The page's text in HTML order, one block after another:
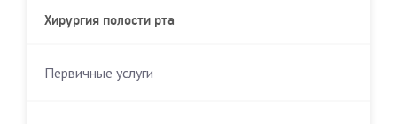
Хирургия полости рта
Первичные услуги